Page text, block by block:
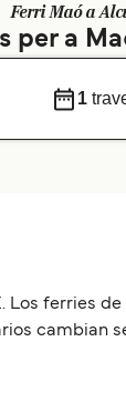
Ferri Maó a
per a
1
Los ferries